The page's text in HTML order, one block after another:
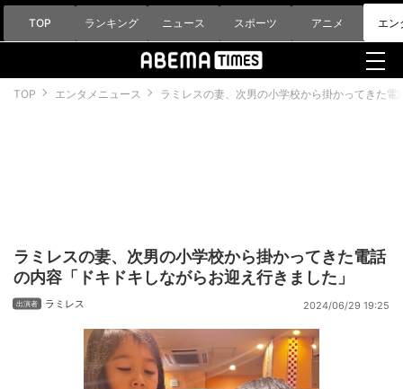
TOP ランキング ニュース スポーツ アニメ エン
TOP エンタメニュース ラミレスの妻、次男の小学校から掛かってきた
ラミレスの妻、次男の小学校から掛かってきた電話
の内容「ドキドキしながらお迎え行きました」
ラミレス 2024/06/29 19:25